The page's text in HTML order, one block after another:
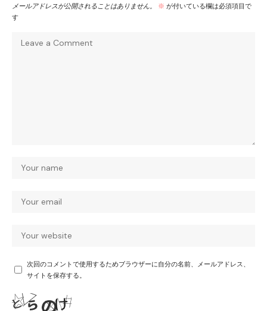
メールアドレスが公開されることはありません。 ※ が付いている欄は必須項目で
す
次回のコメントで使用するためブラウザーに自分の名前、メールアドレス、
サイトを保存する。